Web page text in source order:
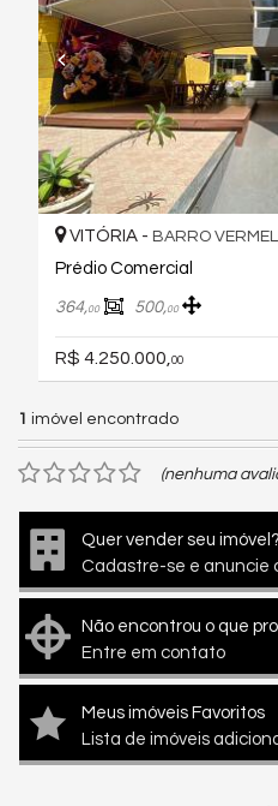
VITÓRIA - BARRO
Prédio Comercial
364,00 500,00
R$ 4.250.000, 00
1 imóvel encontrado
(nenhuma
Quer vender seu imóvel?
Cadastre-se e anuncie
Não encontrou o que
Entre em contato
Meus imóveis Favoritos
Lista de imóveis